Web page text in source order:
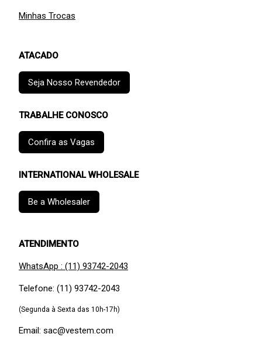
Minhas Trocas
ATACADO
Seja Nosso Revendedor
TRABALHE CONOSCO
Confira as Vagas
INTERNATIONAL WHOLESALE
Be a Wholesaler
ATENDIMENTO
WhatsApp : (11) 93742-2043
Telefone: (11) 93742-2043
(Segunda à Sexta das 10h-17h)
Email: sac@vestem.com